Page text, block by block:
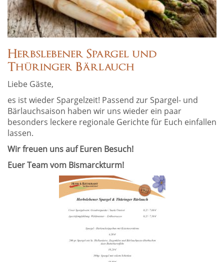
Herbslebener Spargel und
Thüringer Bärlauch
Liebe Gäste,
es ist wieder Spargelzeit! Passend zur Spargel- und
Bärlauchsaison haben wir uns wieder ein paar
besonders leckere regionale Gerichte für Euch einfallen
lassen.
Wir freuen uns auf Euren Besuch!
Euer Team vom Bismarckturm!